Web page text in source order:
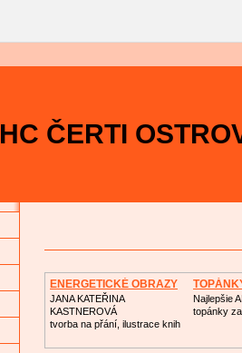
HC ČERTI
ENERGETICKÉ OBRAZY
JANA KATEŘINA
KASTNEROVÁ
tvorba na přání, ilustrace knih
Najlepšie
topánky